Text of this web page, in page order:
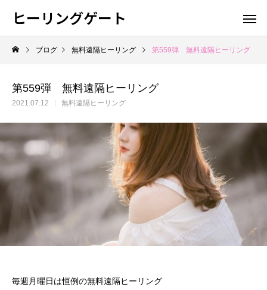
ヒーリングゲート
ブログ 無料遠隔ヒーリング 第559弾 無料遠隔ヒーリング
第559弾 無料遠隔ヒーリング
2021.07.12 無料遠隔ヒーリング
毎週月曜日は恒例の無料遠隔ヒーリング